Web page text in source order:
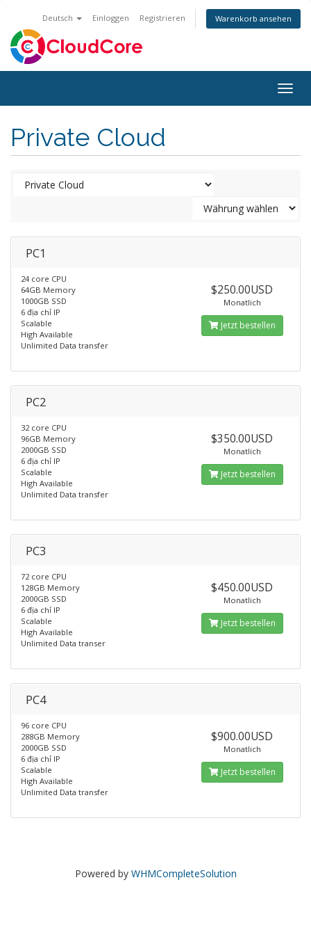
Deutsch Einloggen Registrieren Warenkorb ansehen
Private Cloud
PC1
24 core CPU
64GB Memory
1000GB SSD
6 địa chỉ IP
Scalable
High Available
Unlimited Data transfer
$250.00USD
Monatlich
Jetzt bestellen
PC2
32 core CPU
96GB Memory
2000GB SSD
6 địa chỉ IP
Scalable
High Available
Unlimited Data transfer
$350.00USD
Monatlich
Jetzt bestellen
PC3
72 core CPU
128GB Memory
2000GB SSD
6 địa chỉ IP
Scalable
High Available
Unlimited Data transer
$450.00USD
Monatlich
Jetzt bestellen
PC4
96 core CPU
288GB Memory
2000GB SSD
6 địa chỉ IP
Scalable
High Available
Unlimited Data transfer
$900.00USD
Monatlich
Jetzt bestellen
Powered by WHMCompleteSolution